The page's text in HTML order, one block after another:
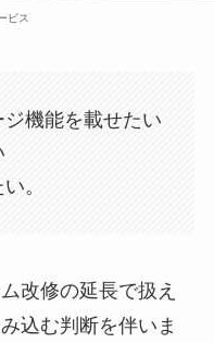
ビス
機能を載せたい
。
改修の延長で扱え
込む判断を伴いま